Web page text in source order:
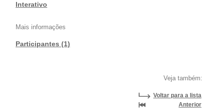
Interativo
Mais informações
Participantes (1)
Veja também:
Voltar para a lista
Anterior